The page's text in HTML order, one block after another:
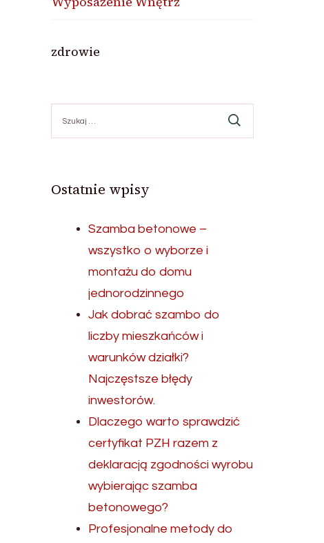
zdrowie
Ostatnie wpisy
Szamba betonowe –
wszystko o wyborze i
montażu do domu
jednorodzinnego
Jak dobrać szambo do
liczby mieszkańców i
warunków działki?
Najczęstsze błędy
inwestorów.
Dlaczego warto sprawdzić
certyfikat PZH razem z
deklaracją zgodności wyrobu
wybierając szamba
betonowego?
Profesjonalne metody do